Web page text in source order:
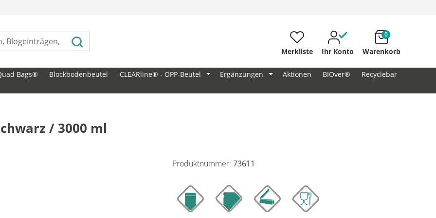
Merkliste Ihr Konto Warenkorb
0
Bags® Blockbodenbeutel CLEARline® - OPP-Beutel Ergänzungen Aktionen BIOver®
Recyclebar
/ 3000 ml
Produktnummer: 73611